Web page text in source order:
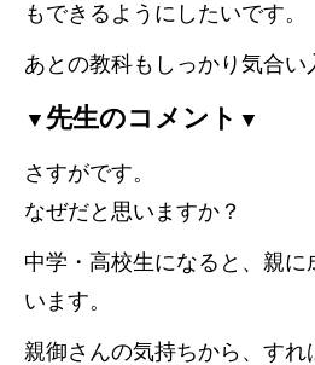
もできるようにしたいです。
あとの教科もしっかり気合い
▼ 先生のコメント ▼
さすがです。
なぜだと思いますか？
中学・高校生になると、親
います。
親御さんの気持ちから、すれ